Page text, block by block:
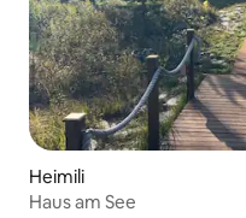
Heimili
Haus am See